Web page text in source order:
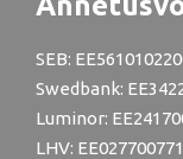
SEB:
Swedbank:
Luminor:
LHV: